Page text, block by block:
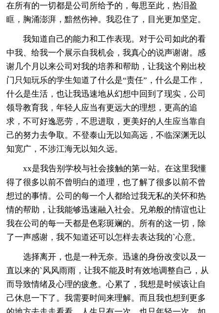
在所有的一切都是公司所给予的，每思至此，热泪盈
眶，胸涌澎湃，黯然伤神。我忍住了，目光更加坚定。
我知道自己的能力和工作表现。对于公司如此的看
中我、给我一个展示自我机会，我真心的说声谢谢。感
谢几个月以来公司对我的培养和帮助，让我这个刚出校
门只知玩乐的学生知道了什么是“责任”，什么是工作，
什么是生活，也让我迅速地从幻想中回到了现实，公司
领导教育我，年轻人应当有更远大的理想，更高的追
求，不可好逸恶劳，不思进取，更美好的人生应当靠自
己的努力去争取。不登泰山无以知高远，不临深渊无以
知宽广，不涉江海无以知久远。
xx是我告别学校与社会接触的第一站。在这里我懂
得了很多以前不曾明白的道理，也了解了很多以前不曾
想过的事情。公司的每一个人都给过我无私的关怀和热
情的帮助，让我能够迅速融入社会。兄弟般的情谊也让
我在公司的每一天都是色彩斑斓的。所有的这一切，除
了一声感谢，我不知道还可以怎样去表达我的`心意。
选择离开，也是一种无奈。迅速的身份改变以及一
直以来的`风风雨雨，让我不能及时有效地调整自己，从
而导致情绪及心理的疲惫。心累了，我想是时候该让自
己休息一下了。我需要时间来理解。而且我也想到更多